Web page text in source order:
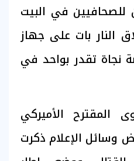
للصحافيين في البيت
النار بات على جهاز
نجاة تقدر بواحد في
الأميركي
وسائل الإعلام ذكرت